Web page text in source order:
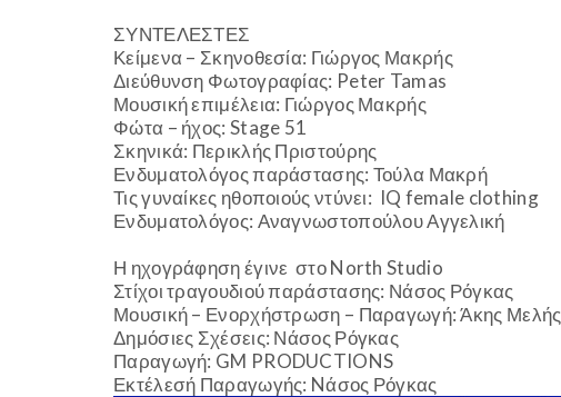
ΣΥΝΤΕΛΕΣΤΕΣ
Κείμενα – Σκηνοθεσία: Γιώργος Μακρής
Διεύθυνση Φωτογραφίας: Peter Tamas
Μουσική επιμέλεια: Γιώργος Μακρής
Φώτα – ήχος: Stage 51
Σκηνικά: Περικλής Πριστούρης
Ενδυματολόγος παράστασης: Τούλα Μακρή
Τις γυναίκες ηθοποιούς ντύνει: IQ female clothing
Ενδυματολόγος: Αναγνωστοπούλου Αγγελική
Η ηχογράφηση έγινε στο North Studio
Στίχοι τραγουδιού παράστασης: Νάσος Ρόγκας
Μουσική – Ενορχήστρωση – Παραγωγή: Άκης Μελής
Δημόσιες Σχέσεις: Νάσος Ρόγκας
Παραγωγή: GM PRODUCTIONS
Εκτέλεσή Παραγωγής: Nάσος Ρόγκας